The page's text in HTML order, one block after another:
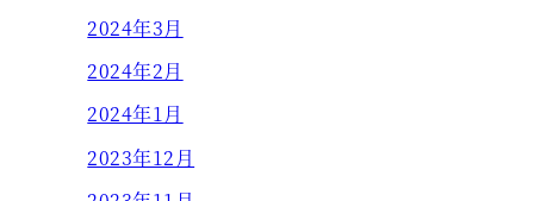
2024年3月
2024年2月
2024年1月
2023年12月